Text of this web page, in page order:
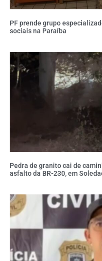
PF prende grupo
sociais na Paraíba
Pedra de granito cai de
asfalto da BR-230, em